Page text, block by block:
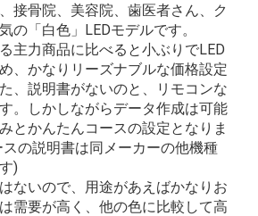
接骨院、美容院、歯医者さん、ク
の「白色」LEDモデルです。
主力商品に比べると小ぶりでLED
、かなりリーズナブルな価格設定
、説明書がないのと、リモコンな
。しかしながらデータ作成は可能
とかんたんコースの設定となりま
の説明書は同メーカーの他機種
)
ないので、用途があえばかなりお
需要が高く、他の色に比較して高